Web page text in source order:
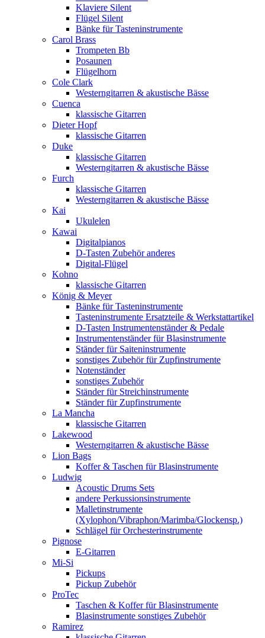
Klaviere Silent
Flügel Silent
Bänke für Tasteninstrumente
Carol Brass
Trompeten Bb
Posaunen
Flügelhorn
Cole Clark
Westerngitarren & akustische Bässe
Cuenca
klassische Gitarren
Dieter Hopf
klassische Gitarren
Duke
klassische Gitarren
Westerngitarren & akustische Bässe
Furch
klassische Gitarren
Westerngitarren & akustische Bässe
Kai
Ukulelen
Kawai
Digitalpianos
D-Tasten Zubehör anderes
Digital-Flügel
Kohno
klassische Gitarren
König & Meyer
Bänke für Tasteninstrumente
Tasteninstrumente Ersatzteile & Werkstattartikel
D-Tasten Instrumentenständer & Pedale
Instrumentenständer für Blasinstrumente
Ständer für Saiteninstrumente
sonstiges Zubehör für Zupfinstrumente
Notenständer
sonstiges Zubehör
Ständer für Streichinstrumente
Ständer für Zupfinstrumente
La Mancha
klassische Gitarren
Lakewood
Westerngitarren & akustische Bässe
Lion Bags
Koffer & Taschen für Blasinstrumente
Ludwig
Acoustic Drums Sets
andere Perkussionsinstrumente
Malletinstrumente
(Xylophon/Vibraphon/Marimba/Glockensp.)
Schlägel für Orchesterinstrumente
Pignose
E-Gitarren
Mi-Si
Pickups
Pickup Zubehör
ProTec
Taschen & Koffer für Blasinstrumente
Blasinstrumente sonstiges Zubehör
Ramirez